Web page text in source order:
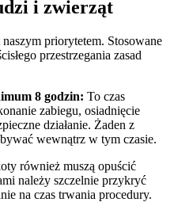
i zwierząt
priorytetem. Stosowane
przestrzegania zasad
8 godzin: To czas
zabiegu, osiadnięcie
działanie. Żaden z
wewnątrz w tym czasie.
również muszą opuścić
należy szczelnie przykryć
na czas trwania procedury.